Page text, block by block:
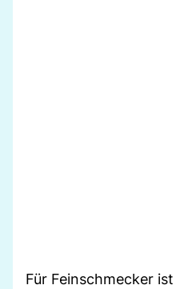
Für Feinschmecker